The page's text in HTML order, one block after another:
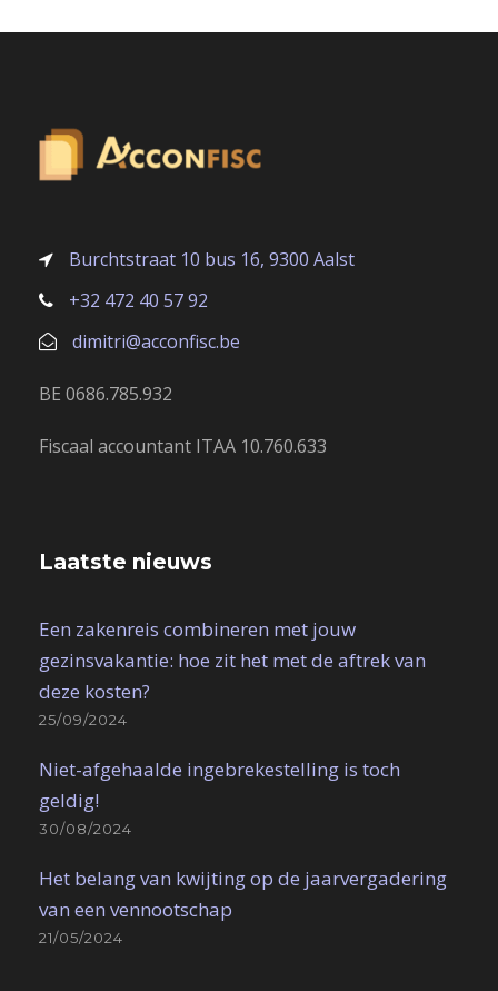
Burchtstraat 10 bus 16, 9300 Aalst
+32 472 40 57 92
dimitri@acconfisc.be
BE 0686.785.932
Fiscaal accountant ITAA 10.760.633
Laatste nieuws
Een zakenreis combineren met jouw
gezinsvakantie: hoe zit het met de aftrek van
deze kosten?
25/09/2024
Niet-afgehaalde ingebrekestelling is toch
geldig!
30/08/2024
Het belang van kwijting op de jaarvergadering
van een vennootschap
21/05/2024